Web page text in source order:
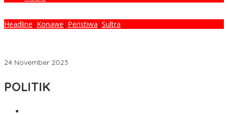
Headline, Konawe, Peristiwa, Sultra
24 November 2023
POLITIK